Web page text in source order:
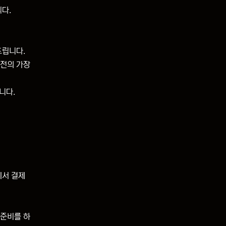
다.
니다.
의 가장
다.
결제
비를 하